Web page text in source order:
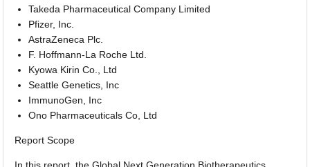
Takeda Pharmaceutical Company Limited
Pfizer, Inc.
AstraZeneca Plc.
F. Hoffmann-La Roche Ltd.
Kyowa Kirin Co., Ltd
Seattle Genetics, Inc
ImmunoGen, Inc
Ono Pharmaceuticals Co, Ltd
Report Scope
In this report, the Global Next Generation Biotherapeutics